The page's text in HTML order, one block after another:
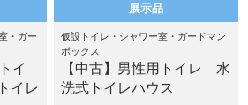
・ガー
イ
イレ
展示品
仮設トイレ・シャワー室・ガードマン
ボックス
【中古】男性用トイレ 水
洗式トイレハウス